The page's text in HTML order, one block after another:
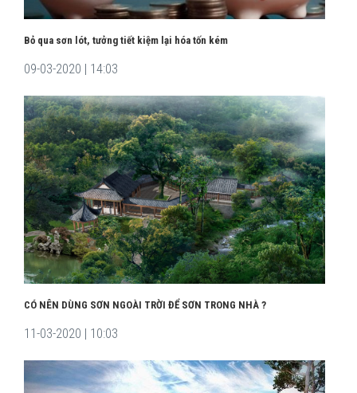
Bỏ qua sơn lót, tưởng tiết kiệm lại hóa tốn kém
09-03-2020 | 14:03
CÓ NÊN DÙNG SƠN NGOÀI TRỜI ĐỂ SƠN TRONG NHÀ ?
11-03-2020 | 10:03